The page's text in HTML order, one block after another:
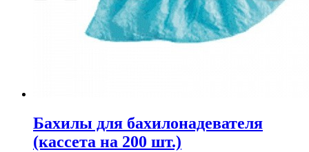
Бахилы для бахилонадевателя
(кассета на 200 шт.)